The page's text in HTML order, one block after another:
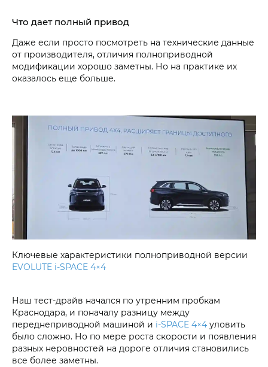
Что дает полный привод
Даже если просто посмотреть на технические данные
от производителя, отличия полноприводной
модификации хорошо заметны. Но на практике их
оказалось еще больше.
Ключевые характеристики полноприводной версии
EVOLUTE i‑SPACE 4×4
Наш тест-драйв начался по утренним пробкам
Краснодара, и поначалу разницу между
переднеприводной машиной и i‑SPACE 4×4 уловить
было сложно. Но по мере роста скорости и появления
разных неровностей на дороге отличия становились
все более заметны.